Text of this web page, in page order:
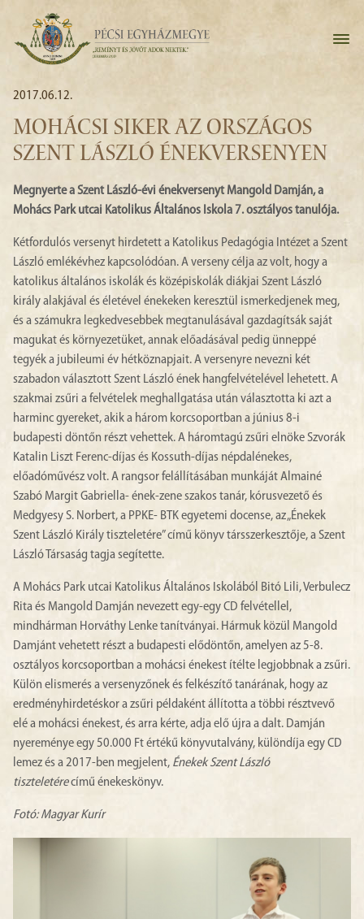
2017.06.12.
MOHÁCSI SIKER AZ ORSZÁGOS
SZENT LÁSZLÓ ÉNEKVERSENYEN
Megnyerte a Szent László-évi énekversenyt Mangold Damján, a
Mohács Park utcai Katolikus Általános Iskola 7. osztályos tanulója.
Kétfordulós versenyt hirdetett a Katolikus Pedagógia Intézet a Szent
László emlékévhez kapcsolódóan. A verseny célja az volt, hogy a
katolikus általános iskolák és középiskolák diákjai Szent László
király alakjával és életével énekeken keresztül ismerkedjenek meg,
és a számukra legkedvesebbek megtanulásával gazdagítsák saját
magukat és környezetüket, annak előadásával pedig ünneppé
tegyék a jubileumi év hétköznapjait. A versenyre nevezni két
szabadon választott Szent László ének hangfelvételével lehetett. A
szakmai zsűri a felvételek meghallgatása után választotta ki azt a
harminc gyereket, akik a három korcsoportban a június 8-i
budapesti döntőn részt vehettek. A háromtagú zsűri elnöke Szvorák
Katalin Liszt Ferenc-díjas és Kossuth-díjas népdalénekes,
előadóművész volt. A rangsor felállításában munkáját Almainé
Szabó Margit Gabriella- ének-zene szakos tanár, kórusvezető és
Medgyesy S. Norbert, a PPKE- BTK egyetemi docense, az „Énekek
Szent László Király tiszteletére” című könyv társszerkesztője, a Szent
László Társaság tagja segítette.
A Mohács Park utcai Katolikus Általános Iskolából Bitó Lili, Verbulecz
Rita és Mangold Damján nevezett egy-egy CD felvétellel,
mindhárman Horváthy Lenke tanítványai. Hármuk közül Mangold
Damjánt vehetett részt a budapesti elődöntőn, amelyen az 5-8.
osztályos korcsoportban a mohácsi énekest ítélte legjobbnak a zsűri.
Külön elismerés a versenyzőnek és felkészítő tanárának, hogy az
eredményhirdetéskor a zsűri példaként állította a többi résztvevő
elé a mohácsi énekest, és arra kérte, adja elő újra a dalt. Damján
nyereménye egy 50.000 Ft értékű könyvutalvány, különdíja egy CD
lemez és a 2017-ben megjelent, Énekek Szent László
tiszteletérecímű énekeskönyv.
Fotó: Magyar Kurír